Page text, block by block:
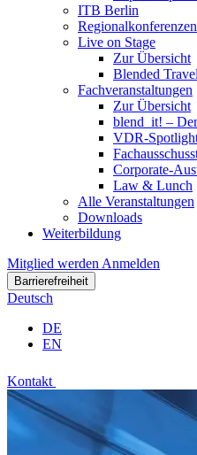
ITB Berlin
Regionalkonferenzen
Live on Stage
Zur Übersicht
Blended Travel
Fachveranstaltungen
Zur Übersicht
blend_it! –
VDR-
Corporate-
Law & Lunch
Alle Veranstaltungen
Downloads
Weiterbildung
Mitglied werden Anmelden
Barrierefreiheit
Deutsch
DE
EN
Kontakt